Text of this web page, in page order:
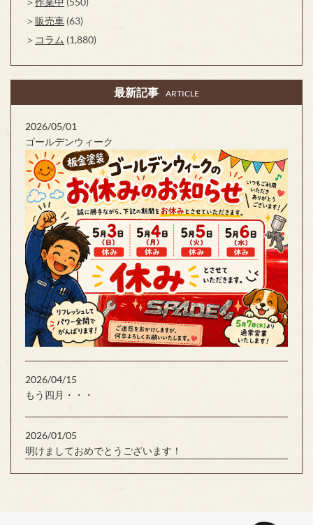
販売車 (63)
コラム (1,880)
最新記事 ARTICLE
2026/05/01
ゴールデンウィーク
2026/04/15
もう四月・・・
2026/01/05
明けましておめでとうございます！